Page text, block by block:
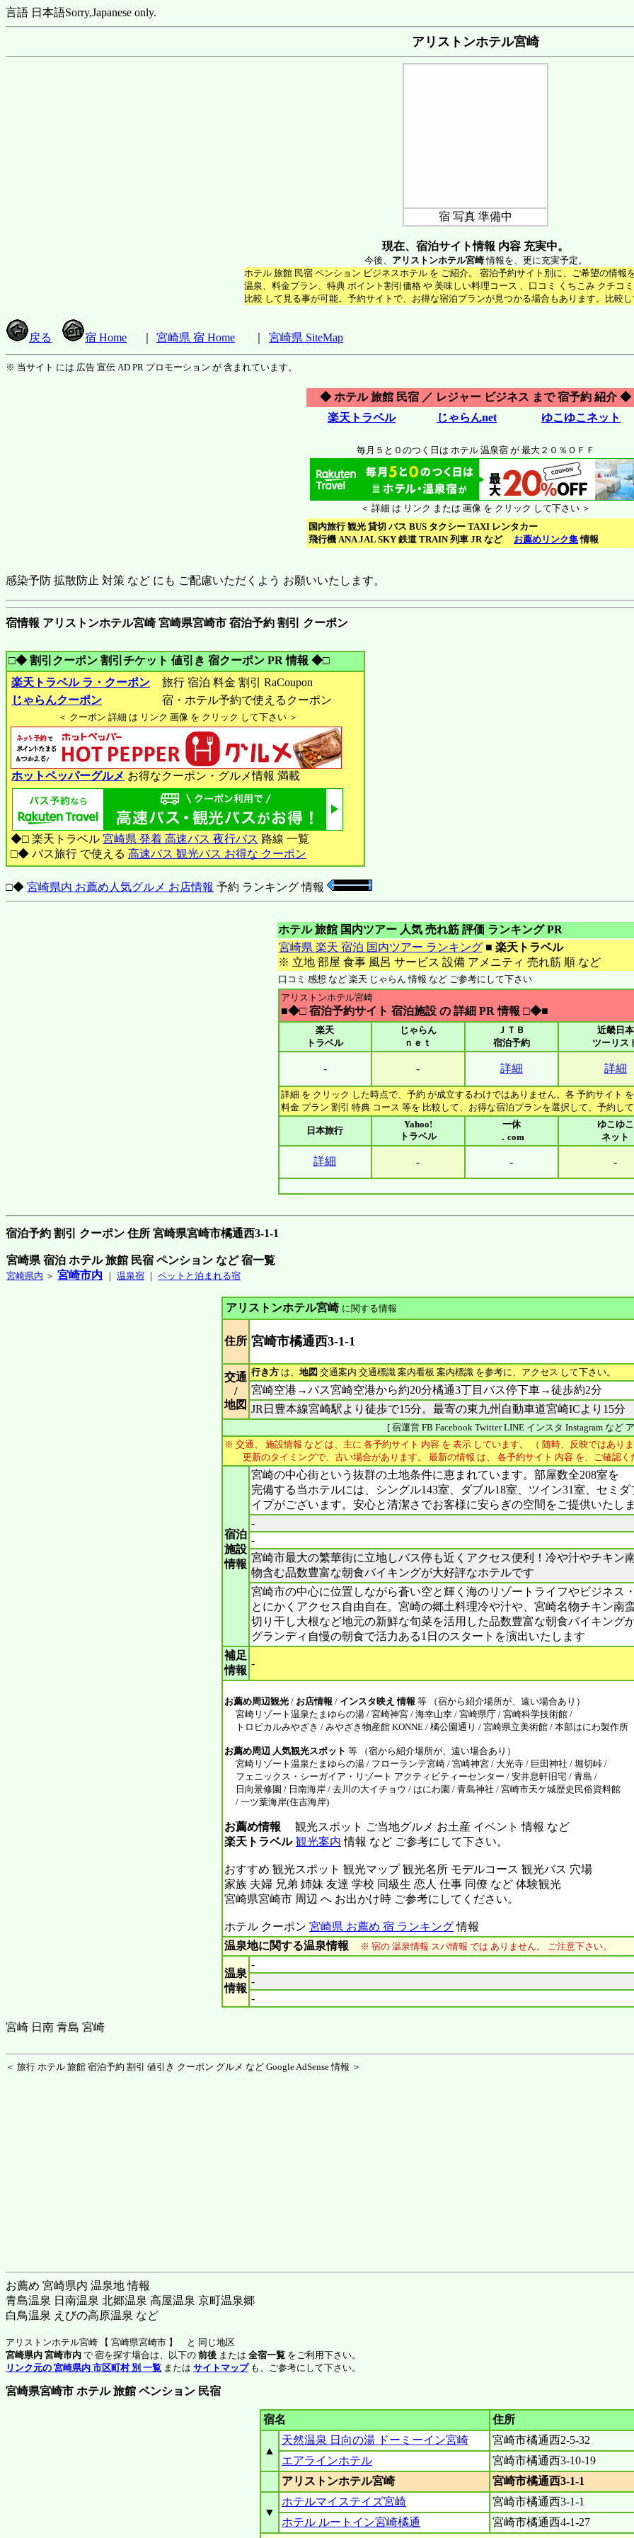
言語 日本語Sorry,Japanese only.
アリストンホテル宮崎
宿 写真 準備中
現在、宿泊サイト情報 内容 充実中。
今後、 アリストンホテル宮崎情報を、更に充実予定。
ホテル 旅館 民宿 ペンション ビジネスホテル を ご紹介。 宿泊予約サイト別に、ご希望の情報
温泉、料金プラン、特典 ポイント割引価格 や 美味しい料理コース 、口コミ くちこみ クチコ
比較 して見る事が可能。予約サイトで、お得な宿泊プランが見つかる場合もあります。比較し
戻る 宿 Home 宮崎県 宿 Home 宮崎県 SiteMap
※ 当サイト には 広告 宣伝 AD PR プロモーション が 含まれています。
◆ ホテル 旅館 民宿 ／ レジャー ビジネス まで 宿予約 紹介 ◆
楽天トラベル
じゃらんnet ゆこゆこネット
毎月５と０のつく日は ホテル 温泉宿 が 最大２０％ＯＦＦ
＜ 詳細 は リンク または 画像 を クリック して下さい ＞
国内旅行 観光 貸切 バス BUS タクシー TAXI レンタカー
飛行機 ANA JAL SKY 鉄道 TRAIN 列車 JR など お薦めリンク集情報
感染予防 拡散防止 対策 など にも ご配慮いただくよう お願いいたします。
宿情報 アリストンホテル宮崎 宮崎県宮崎市 宿泊予約 割引 クーポン
□◆ 割引クーポン 割引チケット 値引き 宿クーポン PR 情報 ◆□
楽天トラベル ラ・クーポン
旅行 宿泊 料金 割引 RaCoupon
じゃらんクーポン
宿・ホテル予約で使えるクーポン
＜ クーポン 詳細 は リンク 画像 を クリック して下さい ＞
ホットペッパーグルメ お得なクーポン・グルメ情報 満載
◆□ 楽天トラベル 宮崎県 発着 高速バス 夜行バス 路線 一覧
□◆ バス旅行 で使える 高速バス 観光バス お得な クーポン
□◆ 宮崎県内 お薦め人気グルメ お店情報 予約 ランキング 情報
ホテル 旅館 国内ツアー 人気 売れ筋 評価 ランキング PR
宮崎県 楽天 宿泊 国内ツアー ランキング■ 楽天トラベル
※ 立地 部屋 食事 風呂 サービス 設備 アメニティ 売れ筋 順 など
口コミ 感想 など 楽天 じゃらん 情報 など ご参考にして下さい
アリストンホテル宮崎
■◆□ 宿泊予約サイト 宿泊施設 の 詳細 PR 情報 □◆■
楽天
トラベル
じゃらん
ｎｅｔ
ＪＴＢ
宿泊予約
近畿日本
ツーリス
- - 詳細 詳細
詳細 を クリック した時点で、予約 が成立するわけではありません。各 予約サイト
料金 プラン 割引 特典 コース 等を 比較して、お得な宿泊プランを選択して、予約し
日本旅行
Yahoo!
トラベル
一休
．com
ゆこゆこ
ネット
詳細 - - -
宿泊予約 割引 クーポン 住所 宮崎県宮崎市橘通西3-1-1
宮崎県 宿泊 ホテル 旅館 民宿 ペンション など 宿一覧
宮崎県内 ＞ 宮崎市内 ｜ 温泉宿 ｜ ペットと泊まれる宿
アリストンホテル宮崎 に関する情報
住所 宮崎市橘通西3-1-1
交通
/
地図
行き方 は、 地図 交通案内 交通標識 案内看板 案内標識 を参考に、アクセス して下さい。
宮崎空港→バス宮崎空港から約20分橘通3丁目バス停下車→徒歩約2分
JR日豊本線宮崎駅より徒歩で15分。最寄の東九州自動車道宮崎ICより15分
[ 宿運営 FB Facebook Twitter LINE インスタ Instagram など
※ 交通、 施設情報 など は、主に 各予約サイト 内容 を 表示 しています。 （ 随時、反映ではありま
更新のタイミングで、古い場合があります。 最新の情報 は、 各予約サイト 内容 を、ご確認く
宿泊
施設
情報
宮崎の中心街という抜群の土地条件に恵まれています。部屋数全208室を
完備する当ホテルには、シングル143室、ダブル18室、ツイン31室、セミダ
イプがございます。安心と清潔さでお客様に安らぎの空間をご提供いたし
-
-
宮崎市最大の繁華街に立地しバス停も近くアクセス便利！冷や汁やチキン
物含む品数豊富な朝食バイキングが大好評なホテルです
宮崎市の中心に位置しながら蒼い空と輝く海のリゾートライフやビジネス
とにかくアクセス自由自在。宮崎の郷土料理冷や汁や、宮崎名物チキン南蛮
切り干し大根など地元の新鮮な旬菜を活用した品数豊富な朝食バイキング
グランディ自慢の朝食で活力ある1日のスタートを演出いたします
補足
情報
-
お薦め周辺観光 / お店情報 / インスタ映え 情報 等 （宿から紹介場所が、遠い場合あり）
宮崎リゾート温泉たまゆらの湯 / 宮崎神宮 / 海幸山幸 / 宮崎県庁 / 宮崎科学技術館 /
トロピカルみやざき / みやざき物産館 KONNE / 橘公園通り / 宮崎県立美術館 / 本部はにわ製作所
お薦め周辺 人気観光スポット 等 （宿から紹介場所が、遠い場合あり）
宮崎リゾート温泉たまゆらの湯 / フローランテ宮崎 / 宮崎神宮 / 大光寺 / 巨田神社 / 堀切峠 /
フェニックス・シーガイア・リゾート アクティビティーセンター / 安井息軒旧宅 / 青島 /
日向景修園 / 日南海岸 / 去川の大イチョウ / はにわ園 / 青島神社 / 宮崎市天ケ城歴史民俗資料館
/ 一ツ葉海岸(住吉海岸)
お薦め情報 観光スポット ご当地グルメ お土産 イベント 情報 など
楽天トラベル 観光案内 情報 など ご参考にして下さい。
おすすめ 観光スポット 観光マップ 観光名所 モデルコース 観光バス 穴場
家族 夫婦 兄弟 姉妹 友達 学校 同級生 恋人 仕事 同僚 など 体験観光
宮崎県宮崎市 周辺 へ お出かけ時 ご参考にしてください。
ホテル クーポン 宮崎県 お薦め 宿 ランキング情報
温泉地に関する温泉情報
※ 宿の 温泉情報 スパ情報 では ありません。 ご注意下さい。
温泉
情報
-
-
-
宮崎 日南 青島 宮崎
＜ 旅行 ホテル 旅館 宿泊予約 割引 値引き クーポン グルメ など Google AdSense 情報 ＞
お薦め 宮崎県内 温泉地 情報
青島温泉 日南温泉 北郷温泉 高屋温泉 京町温泉郷
白鳥温泉 えびの高原温泉 など
アリストンホテル宮崎 【 宮崎県宮崎市 】 と 同じ地区
宮崎県内 宮崎市内 で 宿を探す場合は、以下の 前後 または 全宿一覧 をご利用下さい。
リンク元の 宮崎県内 市区町村 別 一覧 または サイトマップも、ご参考にして下さい。
宮崎県宮崎市 ホテル 旅館 ペンション 民宿
宿名 住所
▲
天然温泉 日向の湯 ドーミーイン宮崎
宮崎市橘通西2-5-32
エアラインホテル
宮崎市橘通西3-10-19
アリストンホテル宮崎
宮崎市橘通西3-1-1
▼
ホテルマイステイズ宮崎
宮崎市橘通西3-1-1
ホテル ルートイン宮崎橘通
宮崎市橘通西4-1-27